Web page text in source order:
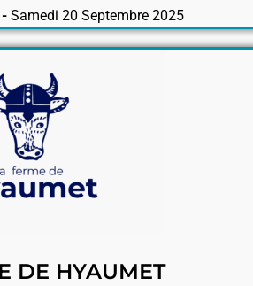
- Samedi 20 Septembre 2025
DE HYAUMET